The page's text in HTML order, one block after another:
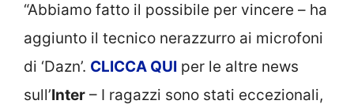
“Abbiamo fatto il possibile per vincere – ha
aggiunto il tecnico nerazzurro ai microfoni
di ‘Dazn’. CLICCA QUI per le altre news
sull’Inter – I ragazzi sono stati eccezionali,